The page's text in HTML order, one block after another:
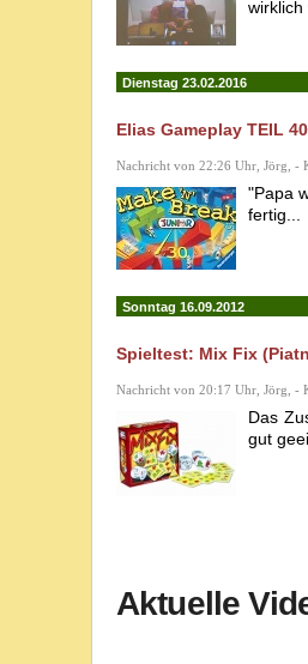
wirklich
Dienstag 23.02.2016
Elias Gameplay TEIL
Nachricht von 22:26 Uhr, Jörg, -
"Papa
fertig...
Sonntag 16.09.2012
Spieltest: Mix Fix
Nachricht von 20:17 Uhr, Jörg, -
Das
gut
Aktuelle